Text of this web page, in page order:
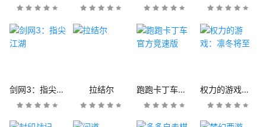
剑网3：指尖江湖 拉结尔 跑跑卡丁车官方竞速版 权力的游戏：凛冬将至